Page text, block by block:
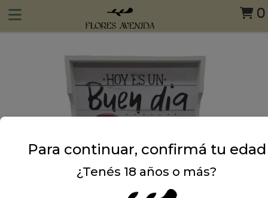
0
Para continuar, confirmá tu edad
¿Tenés 18 años o más?